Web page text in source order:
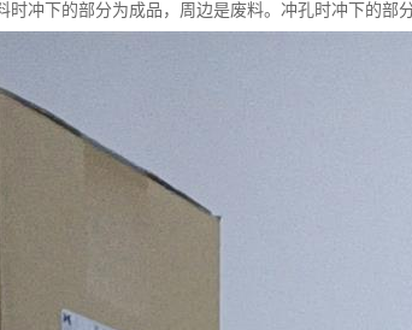
冲下的部分为成品，周边是废料。冲孔时冲下的部